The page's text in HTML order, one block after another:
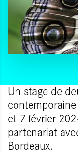
Un stage de
et 7 février
partenariat
Bordeaux.